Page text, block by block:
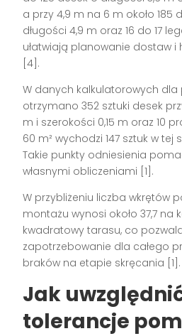
a przy 4,9 m na 6 m około 185
długości 4,9 m oraz 16 do 17
ułatwiają planowanie dostaw
[4].
W danych kalkulatorowych dla
otrzymano 352 sztuki desek
m i szerokości 0,15 m oraz 10
60 m² wychodzi 147 sztuk w tej
Takie punkty odniesienia
własnymi obliczeniami [1].
W przybliżeniu liczba wkrętów
montażu wynosi około 37,7 na
kwadratowy tarasu, co
zapotrzebowanie dla całego
braków na etapie skręcania [1].
Jak
tolerancje